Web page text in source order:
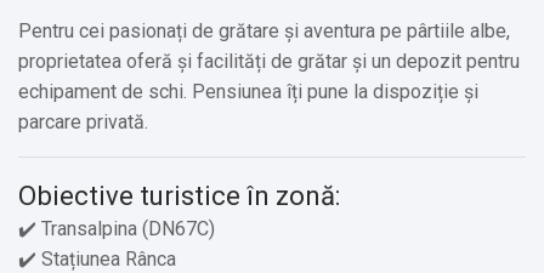
Pentru cei pasionați de grătare și aventura pe pârtiile albe,
proprietatea oferă și facilități de grătar și un depozit pentru
echipament de schi. Pensiunea îți pune la dispoziție și
parcare privată.
Obiective turistice în zonă:
✔️ Transalpina (DN67C)
✔️ Stațiunea Rânca